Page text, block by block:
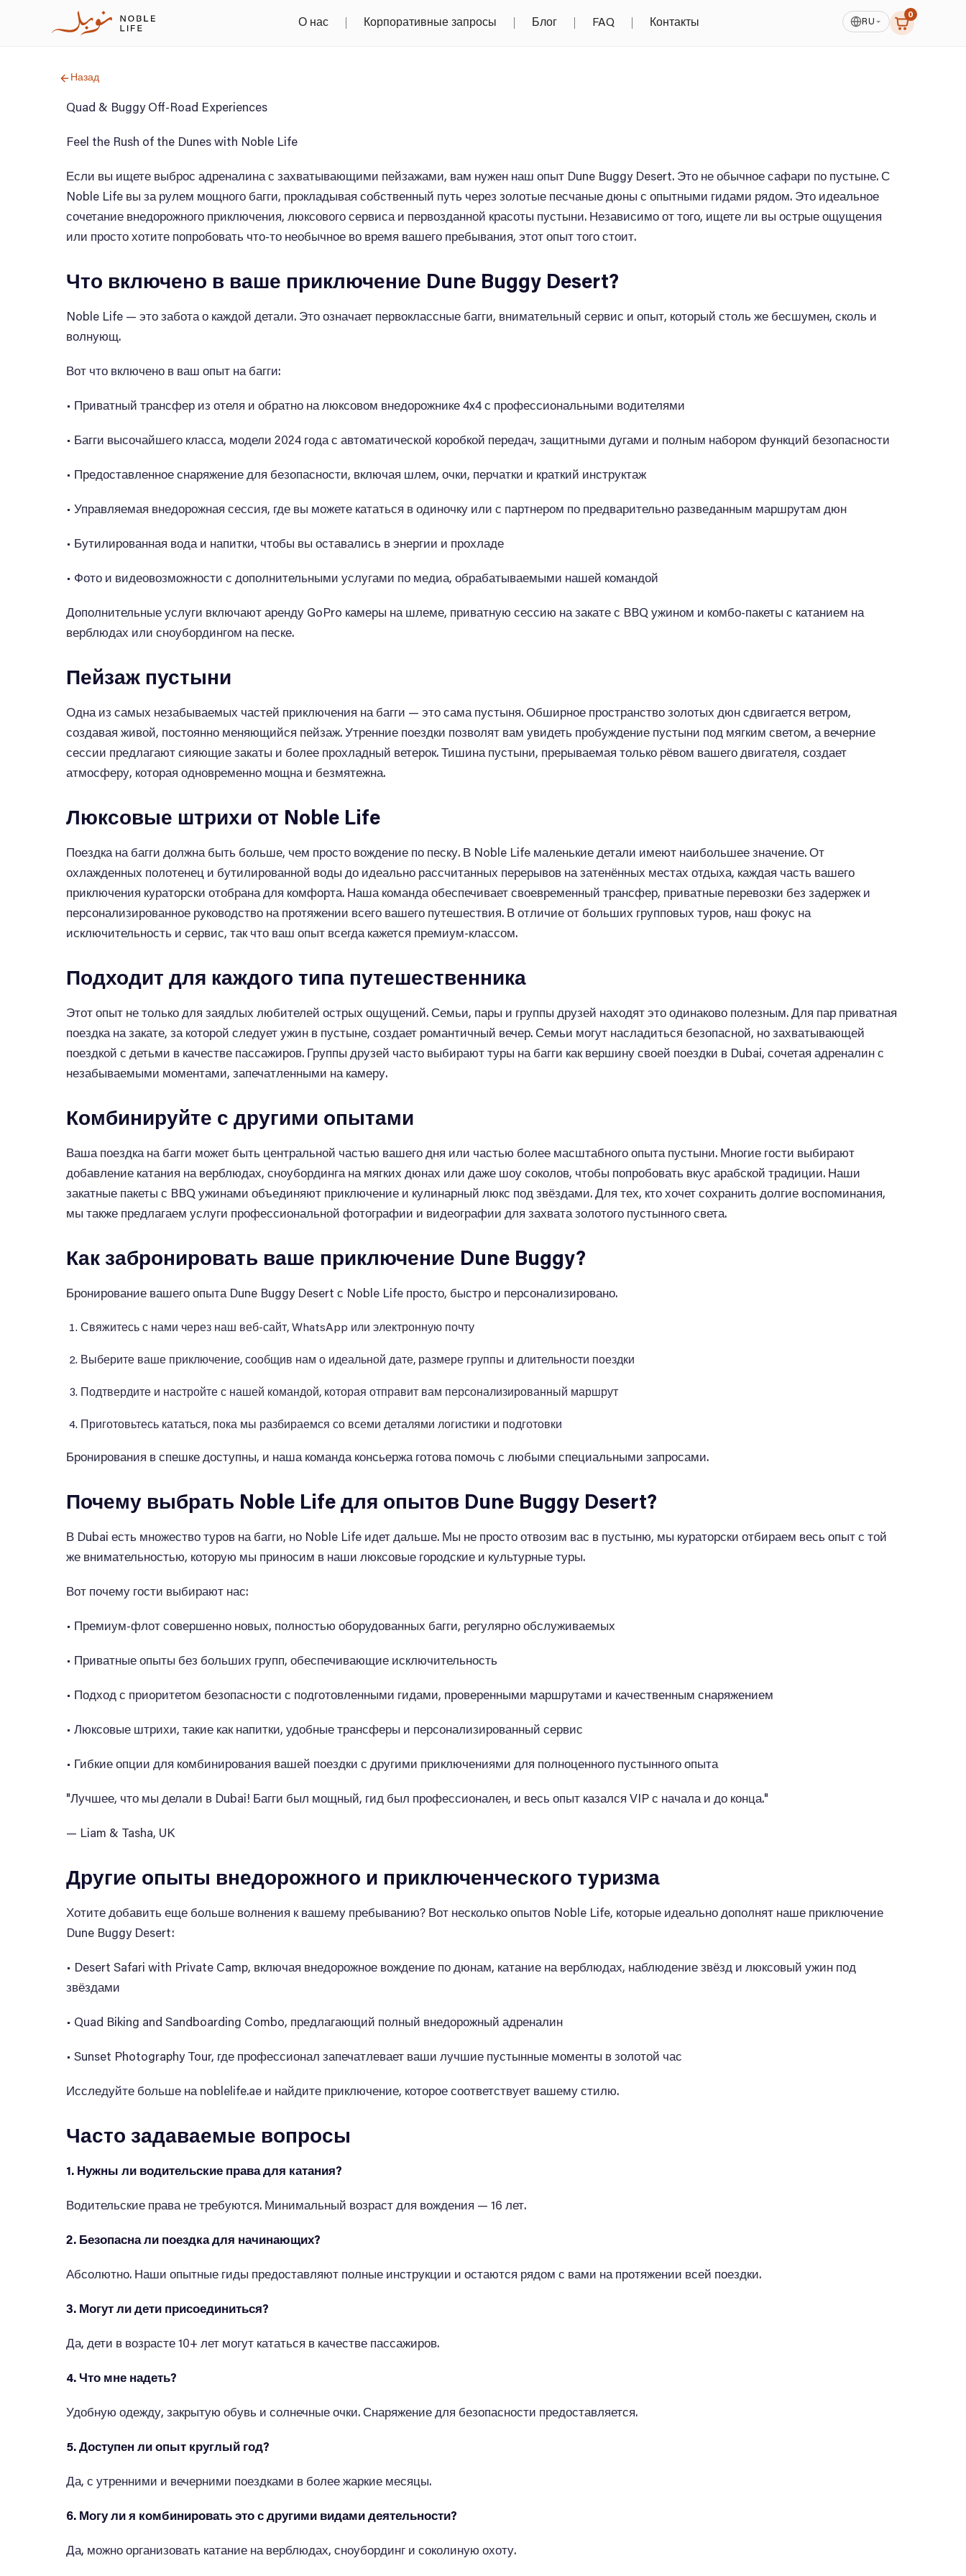
О нас Корпоративные запросы Блог FAQ Контакты RU
0
Назад
Quad & Buggy Off-Road Experiences
Feel the Rush of the Dunes with Noble Life
Если вы ищете выброс адреналина с захватывающими пейзажами, вам нужен наш опыт Dune Buggy Desert. Это не обычное сафари по пустыне. С
Noble Life вы за рулем мощного багги, прокладывая собственный путь через золотые песчаные дюны с опытными гидами рядом. Это идеальное
сочетание внедорожного приключения, люксового сервиса и первозданной красоты пустыни. Независимо от того, ищете ли вы острые ощущения
или просто хотите попробовать что-то необычное во время вашего пребывания, этот опыт того стоит.
Что включено в ваше приключение Dune Buggy Desert?
Noble Life — это забота о каждой детали. Это означает первоклассные багги, внимательный сервис и опыт, который столь же бесшумен, сколь и
волнующ.
Вот что включено в ваш опыт на багги:
• Приватный трансфер из отеля и обратно на люксовом внедорожнике 4x4 с профессиональными водителями
• Багги высочайшего класса, модели 2024 года с автоматической коробкой передач, защитными дугами и полным набором функций безопасности
• Предоставленное снаряжение для безопасности, включая шлем, очки, перчатки и краткий инструктаж
• Управляемая внедорожная сессия, где вы можете кататься в одиночку или с партнером по предварительно разведанным маршрутам дюн
• Бутилированная вода и напитки, чтобы вы оставались в энергии и прохладе
• Фото и видеовозможности с дополнительными услугами по медиа, обрабатываемыми нашей командой
Дополнительные услуги включают аренду GoPro камеры на шлеме, приватную сессию на закате с BBQ ужином и комбо-пакеты с катанием на
верблюдах или сноубордингом на песке.
Пейзаж пустыни
Одна из самых незабываемых частей приключения на багги — это сама пустыня. Обширное пространство золотых дюн сдвигается ветром,
создавая живой, постоянно меняющийся пейзаж. Утренние поездки позволят вам увидеть пробуждение пустыни под мягким светом, а вечерние
сессии предлагают сияющие закаты и более прохладный ветерок. Тишина пустыни, прерываемая только рёвом вашего двигателя, создает
атмосферу, которая одновременно мощна и безмятежна.
Люксовые штрихи от Noble Life
Поездка на багги должна быть больше, чем просто вождение по песку. В Noble Life маленькие детали имеют наибольшее значение. От
охлажденных полотенец и бутилированной воды до идеально рассчитанных перерывов на затенённых местах отдыха, каждая часть вашего
приключения кураторски отобрана для комфорта. Наша команда обеспечивает своевременный трансфер, приватные перевозки без задержек и
персонализированное руководство на протяжении всего вашего путешествия. В отличие от больших групповых туров, наш фокус на
исключительность и сервис, так что ваш опыт всегда кажется премиум-классом.
Подходит для каждого типа путешественника
Этот опыт не только для заядлых любителей острых ощущений. Семьи, пары и группы друзей находят это одинаково полезным. Для пар приватная
поездка на закате, за которой следует ужин в пустыне, создает романтичный вечер. Семьи могут насладиться безопасной, но захватывающей
поездкой с детьми в качестве пассажиров. Группы друзей часто выбирают туры на багги как вершину своей поездки в Dubai, сочетая адреналин с
незабываемыми моментами, запечатленными на камеру.
Комбинируйте с другими опытами
Ваша поездка на багги может быть центральной частью вашего дня или частью более масштабного опыта пустыни. Многие гости выбирают
добавление катания на верблюдах, сноубординга на мягких дюнах или даже шоу соколов, чтобы попробовать вкус арабской традиции. Наши
закатные пакеты с BBQ ужинами объединяют приключение и кулинарный люкс под звёздами. Для тех, кто хочет сохранить долгие воспоминания,
мы также предлагаем услуги профессиональной фотографии и видеографии для захвата золотого пустынного света.
Как забронировать ваше приключение Dune Buggy?
Бронирование вашего опыта Dune Buggy Desert с Noble Life просто, быстро и персонализировано.
Свяжитесь с нами через наш веб-сайт, WhatsApp или электронную почту
Выберите ваше приключение, сообщив нам о идеальной дате, размере группы и длительности поездки
Подтвердите и настройте с нашей командой, которая отправит вам персонализированный маршрут
Приготовьтесь кататься, пока мы разбираемся со всеми деталями логистики и подготовки
Бронирования в спешке доступны, и наша команда консьержа готова помочь с любыми специальными запросами.
Почему выбрать Noble Life для опытов Dune Buggy Desert?
В Dubai есть множество туров на багги, но Noble Life идет дальше. Мы не просто отвозим вас в пустыню, мы кураторски отбираем весь опыт с той
же внимательностью, которую мы приносим в наши люксовые городские и культурные туры.
Вот почему гости выбирают нас:
• Премиум-флот совершенно новых, полностью оборудованных багги, регулярно обслуживаемых
• Приватные опыты без больших групп, обеспечивающие исключительность
• Подход с приоритетом безопасности с подготовленными гидами, проверенными маршрутами и качественным снаряжением
• Люксовые штрихи, такие как напитки, удобные трансферы и персонализированный сервис
• Гибкие опции для комбинирования вашей поездки с другими приключениями для полноценного пустынного опыта
"Лучшее, что мы делали в Dubai! Багги был мощный, гид был профессионален, и весь опыт казался VIP с начала и до конца."
— Liam & Tasha, UK
Другие опыты внедорожного и приключенческого туризма
Хотите добавить еще больше волнения к вашему пребыванию? Вот несколько опытов Noble Life, которые идеально дополнят наше приключение
Dune Buggy Desert:
• Desert Safari with Private Camp, включая внедорожное вождение по дюнам, катание на верблюдах, наблюдение звёзд и люксовый ужин под
звёздами
• Quad Biking and Sandboarding Combo, предлагающий полный внедорожный адреналин
• Sunset Photography Tour, где профессионал запечатлевает ваши лучшие пустынные моменты в золотой час
Исследуйте больше на noblelife.ae и найдите приключение, которое соответствует вашему стилю.
Часто задаваемые вопросы
1. Нужны ли водительские права для катания?
Водительские права не требуются. Минимальный возраст для вождения — 16 лет.
2. Безопасна ли поездка для начинающих?
Абсолютно. Наши опытные гиды предоставляют полные инструкции и остаются рядом с вами на протяжении всей поездки.
3. Могут ли дети присоединиться?
Да, дети в возрасте 10+ лет могут кататься в качестве пассажиров.
4. Что мне надеть?
Удобную одежду, закрытую обувь и солнечные очки. Снаряжение для безопасности предоставляется.
5. Доступен ли опыт круглый год?
Да, с утренними и вечерними поездками в более жаркие месяцы.
6. Могу ли я комбинировать это с другими видами деятельности?
Да, можно организовать катание на верблюдах, сноубординг и соколиную охоту.